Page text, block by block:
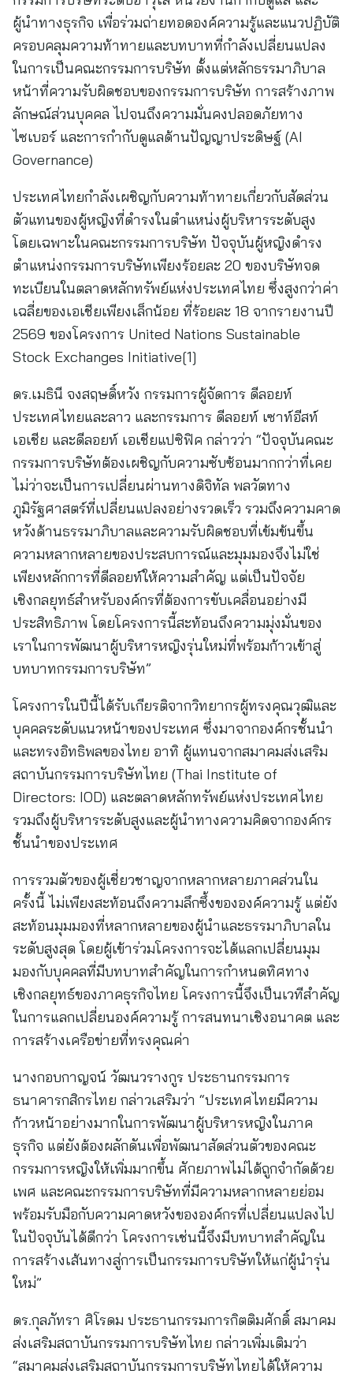
ผู้นำทางธุรกิจ เพื่อร่วมถ่ายทอดองค์ความรู้และแนวปฏิบัติ
ครอบคลุมความท้าทายและบทบาทที่กำลังเปลี่ยนแปลง
ในการเป็นคณะกรรมการบริษัท ตั้งแต่หลักธรรมาภิบาล
หน้าที่ความรับผิดชอบของกรรมการบริษัท การสร้างภาพ
ลักษณ์ส่วนบุคคล ไปจนถึงความมั่นคงปลอดภัยทาง
ไซเบอร์ และการกำกับดูแลด้านปัญญาประดิษฐ์ (AI
Governance)
ประเทศไทยกำลังเผชิญกับความท้าทายเกี่ยวกับสัดส่วน
ตัวแทนของผู้หญิงที่ดำรงในตำแหน่งผู้บริหารระดับสูง
โดยเฉพาะในคณะกรรมการบริษัท ปัจจุบันผู้หญิงดำรง
ตำแหน่งกรรมการบริษัทเพียงร้อยละ 20 ของบริษัทจด
ทะเบียนในตลาดหลักทรัพย์แห่งประเทศไทย ซึ่งสูงกว่าค่า
เฉลี่ยของเอเชียเพียงเล็กน้อย ที่ร้อยละ 18 จากรายงานปี
2569 ของโครงการ United Nations Sustainable
Stock Exchanges Initiative[1]
ดร.เมธินี จงสฤษดิ์หวัง กรรมการผู้จัดการ ดีลอยท์
ประเทศไทยและลาว และกรรมการ ดีลอยท์ เซาท์อีสท์
เอเชีย และดีลอยท์ เอเชียแปซิฟิค กล่าวว่า “ปัจจุบันคณะ
กรรมการบริษัทต้องเผชิญกับความซับซ้อนมากกว่าที่เคย
ไม่ว่าจะเป็นการเปลี่ยนผ่านทางดิจิทัล พลวัตทาง
ภูมิรัฐศาสตร์ที่เปลี่ยนแปลงอย่างรวดเร็ว รวมถึงความคาด
หวังด้านธรรมาภิบาลและความรับผิดชอบที่เข้มข้นขึ้น
ความหลากหลายของประสบการณ์และมุมมองจึงไม่ใช่
เพียงหลักการที่ดีลอยท์ให้ความสำคัญ แต่เป็นปัจจัย
เชิงกลยุทธ์สำหรับองค์กรที่ต้องการขับเคลื่อนอย่างมี
ประสิทธิภาพ โดยโครงการนี้สะท้อนถึงความมุ่งมั่นของ
เราในการพัฒนาผู้บริหารหญิงรุ่นใหม่ที่พร้อมก้าวเข้าสู่
บทบาทกรรมการบริษัท”
โครงการในปีนี้ได้รับเกียรติจากวิทยากรผู้ทรงคุณวุฒิและ
บุคคลระดับแนวหน้าของประเทศ ซึ่งมาจากองค์กรชั้นนำ
และทรงอิทธิพลของไทย อาทิ ผู้แทนจากสมาคมส่งเสริม
สถาบันกรรมการบริษัทไทย (Thai Institute of
Directors: IOD) และตลาดหลักทรัพย์แห่งประเทศไทย
รวมถึงผู้บริหารระดับสูงและผู้นำทางความคิดจากองค์กร
ชั้นนำของประเทศ
การรวมตัวของผู้เชี่ยวชาญจากหลากหลายภาคส่วนใน
ครั้งนี้ ไม่เพียงสะท้อนถึงความลึกซึ้งขององค์ความรู้ แต่ยัง
สะท้อนมุมมองที่หลากหลายของผู้นำและธรรมาภิบาลใน
ระดับสูงสุด โดยผู้เข้าร่วมโครงการจะได้แลกเปลี่ยนมุม
มองกับบุคคลที่มีบทบาทสำคัญในการกำหนดทิศทาง
เชิงกลยุทธ์ของภาคธุรกิจไทย โครงการนี้จึงเป็นเวทีสำคัญ
ในการแลกเปลี่ยนองค์ความรู้ การสนทนาเชิงอนาคต และ
การสร้างเครือข่ายที่ทรงคุณค่า
นางกอบกาญจน์ วัฒนวรางกูร ประธานกรรมการ
ธนาคารกสิกรไทย กล่าวเสริมว่า “ประเทศไทยมีความ
ก้าวหน้าอย่างมากในการพัฒนาผู้บริหารหญิงในภาค
ธุรกิจ แต่ยังต้องผลักดันเพื่อพัฒนาสัดส่วนตัวของคณะ
กรรมการหญิงให้เพิ่มมากขึ้น ศักยภาพไม่ได้ถูกจำกัดด้วย
เพศ และคณะกรรมการบริษัทที่มีความหลากหลายย่อม
พร้อมรับมือกับความคาดหวังขององค์กรที่เปลี่ยนแปลงไป
ในปัจจุบันได้ดีกว่า โครงการเช่นนี้จึงมีบทบาทสำคัญใน
การสร้างเส้นทางสู่การเป็นกรรมการบริษัทให้แก่ผู้นำรุ่น
ใหม่”
ดร.กุลภัทรา ศิโรดม ประธานกรรมการกิตติมศักดิ์ สมาคม
ส่งเสริมสถาบันกรรมการบริษัทไทย กล่าวเพิ่มเติมว่า
“สมาคมส่งเสริมสถาบันกรรมการบริษัทไทยได้ให้ความ